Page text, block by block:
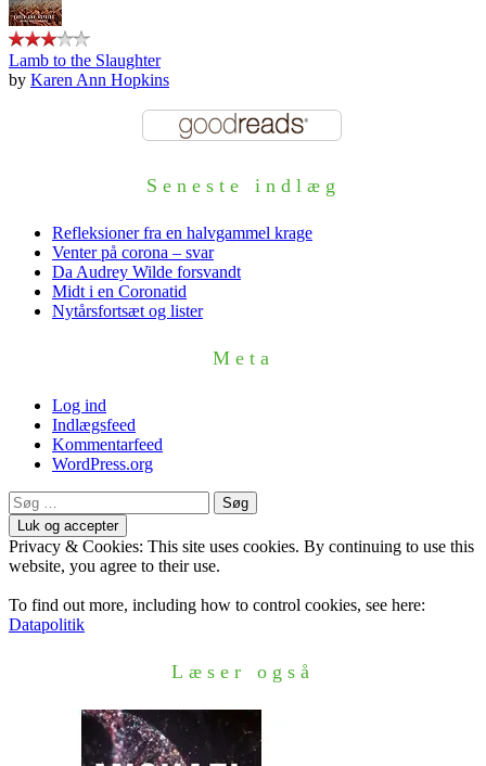
Lamb to the Slaughter
by Karen Ann Hopkins
Seneste indlæg
Refleksioner fra en halvgammel krage
Venter på corona – svar
Da Audrey Wilde forsvandt
Midt i en Coronatid
Nytårsfortsæt og lister
Meta
Log ind
Indlægsfeed
Kommentarfeed
WordPress.org
Søg
efter:
Privacy & Cookies: This site uses cookies. By continuing to use this
website, you agree to their use.
To find out more, including how to control cookies, see here:
Datapolitik
Læser også